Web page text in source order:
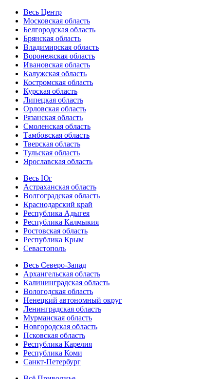
Весь Центр
Московская область
Белгородская область
Брянская область
Владимирская область
Воронежская область
Ивановская область
Калужская область
Костромская область
Курская область
Липецкая область
Орловская область
Рязанская область
Смоленская область
Тамбовская область
Тверская область
Тульская область
Ярославская область
Весь Юг
Астраханская область
Волгоградская область
Краснодарский край
Республика Адыгея
Республика Калмыкия
Ростовская область
Республика Крым
Севастополь
Весь Северо-Запад
Архангельская область
Калининградская область
Вологодская область
Ненецкий автономный округ
Ленинградская область
Мурманская область
Новгородская область
Псковская область
Республика Карелия
Республика Коми
Санкт-Петербург